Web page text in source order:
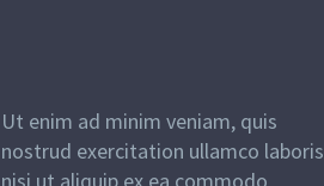
Ut enim ad minim veniam, quis
nostrud exercitation ullamco laboris
nisi ut aliquip ex ea commodo